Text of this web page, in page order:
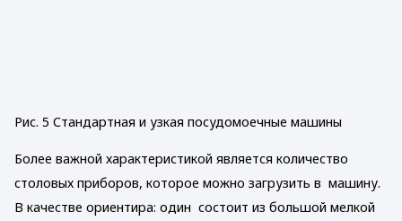
Рис. 5 Стандартная и узкая посудомоечные машины
Более важной характеристикой является количество
столовых приборов, которое можно загрузить в машину.
В качестве ориентира: один состоит из большой мелкой